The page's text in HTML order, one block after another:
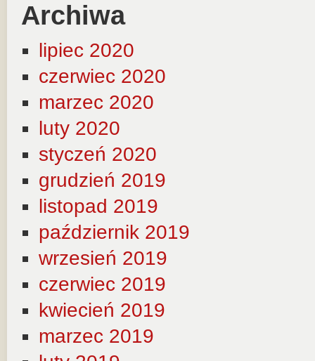
Archiwa
lipiec 2020
czerwiec 2020
marzec 2020
luty 2020
styczeń 2020
grudzień 2019
listopad 2019
październik 2019
wrzesień 2019
czerwiec 2019
kwiecień 2019
marzec 2019